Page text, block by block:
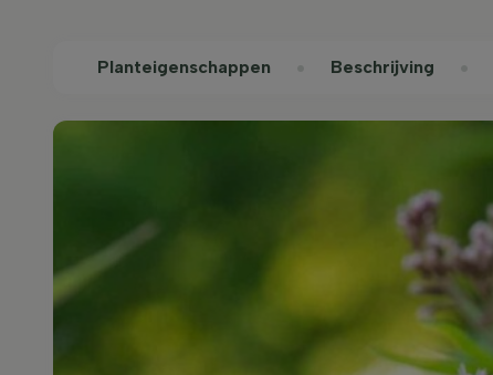
Planteigenschappen Beschrijving